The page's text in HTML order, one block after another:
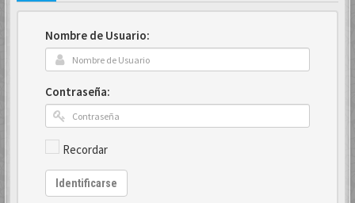
Nombre de Usuario:
Contraseña:
Recordar
Identificarse